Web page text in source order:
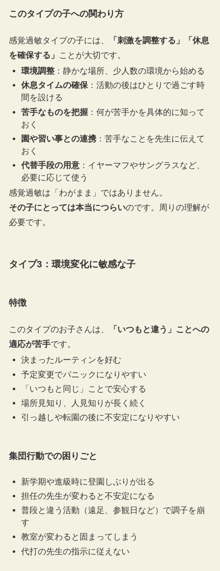
このタイプの子への関わり方
感覚過敏タイプの子には、
「刺激を調整する」「休息
を確保する」 ことが大切です。
環境調整 ：静かな場所、少人数の環境から始める
休息タイムの確保：活動の後はひとりで過ごす時
間を設ける
苦手なものを把握 ：何が苦手かを具体的に知って
おく
園や習い事との連携 ：苦手なことを先生に伝えて
おく
代替手段の用意 ：イヤーマフやサングラスなど、
必要に応じて使う
感覚過敏は「わがまま」ではありません。
その子にとっては本当につらいのです。周りの理解が
必要です。
タイプ3：環境変化に敏感な子
特徴
このタイプのお子さんは、
「いつもと違う」ことへの
適応が苦手です。
決まったルーティンを好む
予定変更でパニックになりやすい
「いつもと同じ」ことで安心する
場所見知り、人見知りが長く続く
引っ越しや転園の後に不安定になりやすい
集団行動での困りごと
新学期や進級時に登園しぶりが出る
担任の先生が変わると不安定になる
普段と違う活動（遠足、参観日など）で調子を崩
す
教室が変わると固まってしまう
代打の先生の指示に従えない